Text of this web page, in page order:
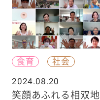
食育
社会
2024.08.20
笑顔あふれる相双地